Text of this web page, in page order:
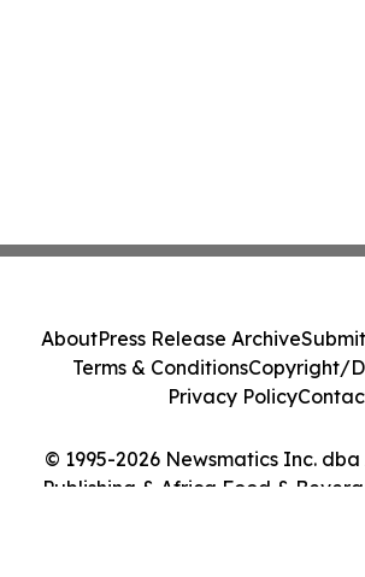
© 1995-2026 Newsmatics Inc.
Publishing & Africa Food &
AboutPress Release Archive
Terms & ConditionsCopyright/
Privacy Policy